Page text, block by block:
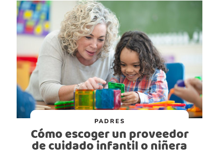
PADRES
Cómo escoger un proveedor
de cuidado infantil o niñera